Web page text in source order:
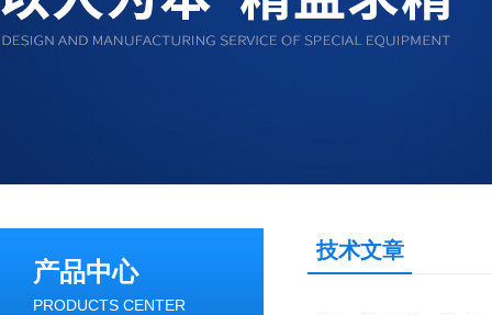
产品中心
PRODUCTS CENTER
技术文章